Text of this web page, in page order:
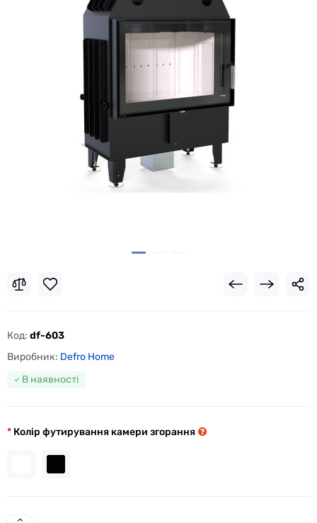
Код: df-603
Виробник: Defro Home
В наявності
Колір футирування камери згорання